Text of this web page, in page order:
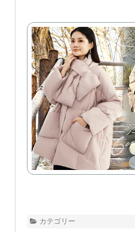
カテゴリー